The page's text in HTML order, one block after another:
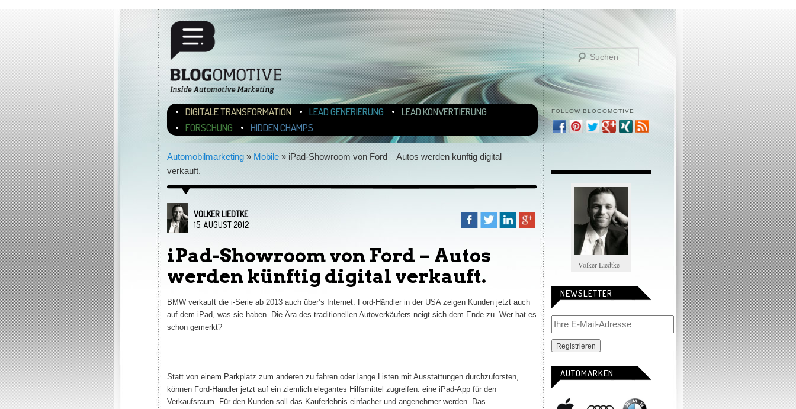
Hauptmenü
ZUM INHALT WECHSELN
ZUM SEKUNDÄREN INHALT WECHSELN
DIGITALE TRANSFORMATION LEAD GENERIERUNG
LEAD KONVERTIERUNG
FORSCHUNG
HIDDEN CHAMPS
FOLLOW BLOGOMOTIVE
Automobilmarketing» Mobile» iPad-Showroom von Ford – Autos werden künftig digital
verkauft.
VOLKER LIEDTKE
15. AUGUST 2012
iPad-Showroom von Ford – Autos
werden künftig digital verkauft.
BMW verkauft die i-Serie ab 2013 auch über’s Internet. Ford-Händler in der USA zeigen Kunden jetzt auch
auf dem iPad, was sie haben. Die Ära des traditionellen Autoverkäufers neigt sich dem Ende zu. Wer hat es
schon gemerkt?
Statt von einem Parkplatz zum anderen zu fahren oder lange Listen mit Ausstattungen durchzuforsten,
können Ford-Händler jetzt auf ein ziemlich elegantes Hilfsmittel zugreifen: eine iPad-App für den
Verkaufsraum. Für den Kunden soll das Kauferlebnis einfacher und angenehmer werden. Das
Volker Liedtke
NEWSLETTER
AUTOMARKEN